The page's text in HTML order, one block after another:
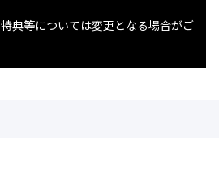
典等については変更となる場合がご